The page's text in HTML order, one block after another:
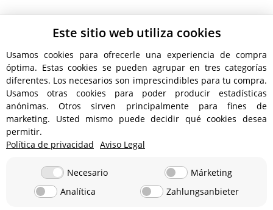
Cojinete de la aguja para
Grillo 25
5,60 €*
disponible de inmediato
Tiempo de entrega: 4 - 5
AGOTADO
actualmente no disponible
Este sitio web utiliza cookies
Usamos cookies para ofrecerle una experiencia de compra
óptima. Estas cookies se pueden agrupar en tres categorías
diferentes. Los necesarios son imprescindibles para tu compra.
Usamos otras cookies para poder producir estadísticas
anónimas. Otros sirven principalmente para fines de
marketing. Usted mismo puede decidir qué cookies desea
permitir.
Política de privacidad Aviso Legal
Necesario
Márketing
Analítica
Zahlungsanbieter